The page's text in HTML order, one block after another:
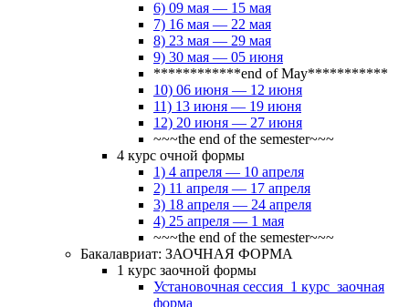
6) 09 мая — 15 мая
7) 16 мая — 22 мая
8) 23 мая — 29 мая
9) 30 мая — 05 июня
************end of May***********
10) 06 июня — 12 июня
11) 13 июня — 19 июня
12) 20 июня — 27 июня
~~~the end of the semester~~~
4 курс очной формы
1) 4 апреля — 10 апреля
2) 11 апреля — 17 апреля
3) 18 апреля — 24 апреля
4) 25 апреля — 1 мая
~~~the end of the semester~~~
Бакалавриат: ЗАОЧНАЯ ФОРМА
1 курс заочной формы
Установочная сессия_1 курс_заочная
форма